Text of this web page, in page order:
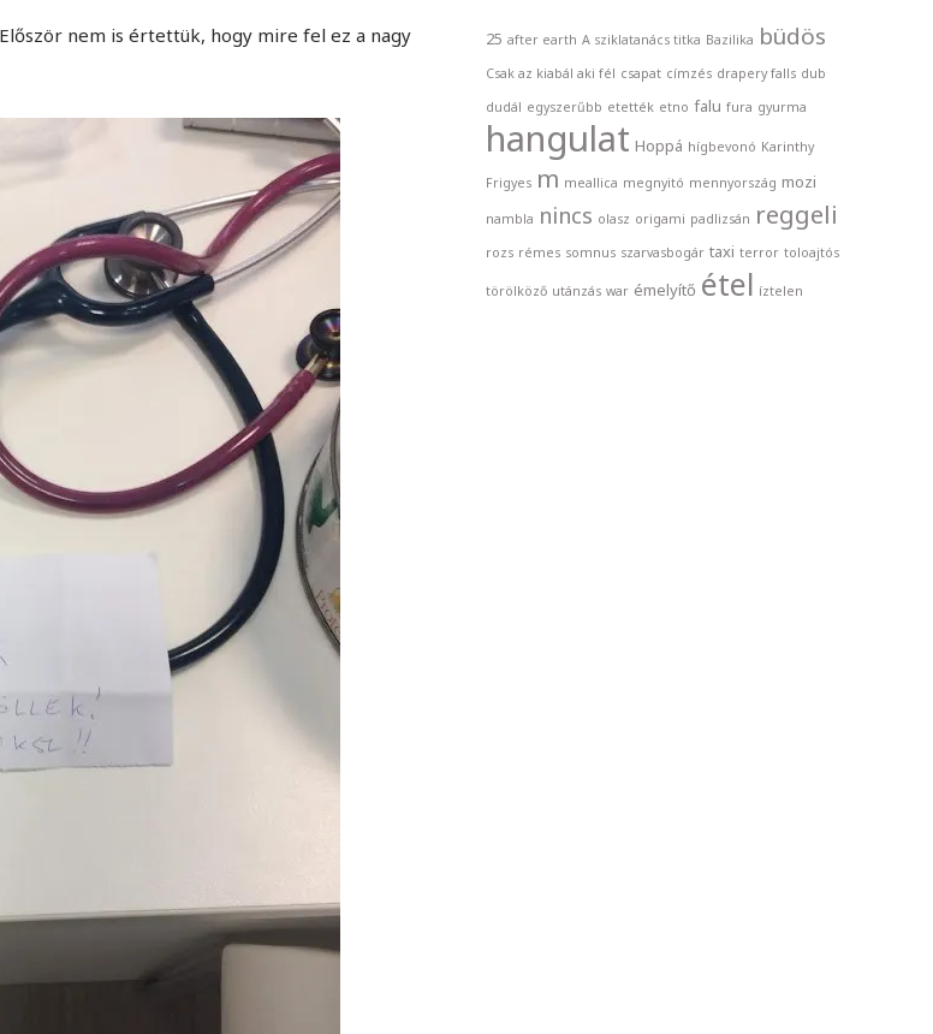
nem is értettük, hogy mire fel ez a nagy
25 after earth A sziklatanács titka Bazilika büdös
Csak az kiabál aki fél csapat címzés drapery falls dub
dudál egyszerűbb etették etno falu fura gyurma
hangulat Hoppá hígbevonó Karinthy
Frigyes m meallica megnyitó mennyország mozi
nambla nincs olasz origami padlizsán reggeli
rozs rémes somnus szarvasbogár taxi terror toloajtós
törölköző utánzás war émelyítő étel íztelen